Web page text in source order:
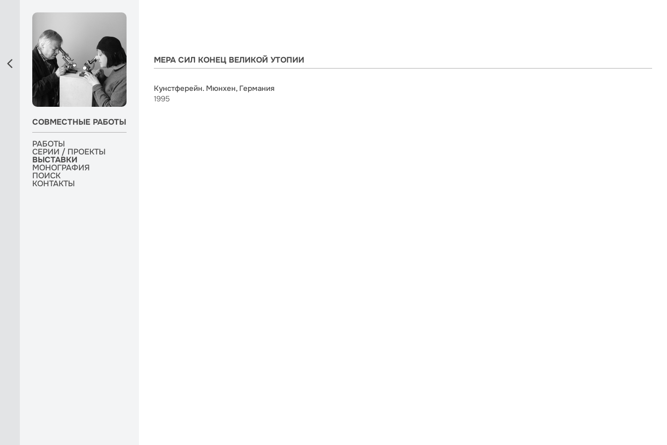
БИОГРАФИЯ
РАБОТЫ
СЕРИИ / ПРОЕКТЫ
ВЫСТАВКИ
ПОИСК
КОНТАКТЫ
БИОГРАФИЯ
РАБОТЫ
СЕРИИ / ПРОЕКТЫ
ВЫСТАВКИ
ПОИСК
КОНТАКТЫ
СОВМЕСТНЫЕ РАБОТЫ
РАБОТЫ
СЕРИИ / ПРОЕКТЫ
ВЫСТАВКИ
МОНОГРАФИЯ
ПОИСК
КОНТАКТЫ
МЕРА СИЛ КОНЕЦ ВЕЛИКОЙ УТОПИИ
Кунстферейн. Мюнхен, Германия
1995